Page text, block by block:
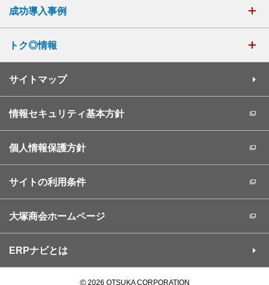
成功導入事例
トク◎情報
サイトマップ
情報セキュリティ基本方針
個人情報保護方針
サイトの利用条件
大塚商会ホームページ
ERPナビとは
©2026 OTSUKA CORPORATION